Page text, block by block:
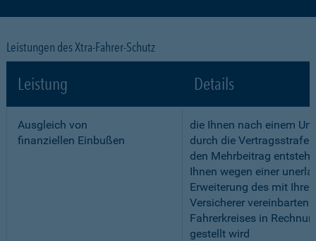
Leistungen des Xtra-Fahrer-Schutz
Leistung Details
Ausgleich von
finanziellen Einbußen
die Ihnen nach einem
durch die Vertragsstrafe
den Mehrbeitrag
Ihnen wegen einer
Erweiterung des mit
Versicherer vereinbarten
Fahrerkreises in
gestellt wird